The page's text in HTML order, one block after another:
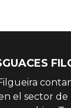
el sector